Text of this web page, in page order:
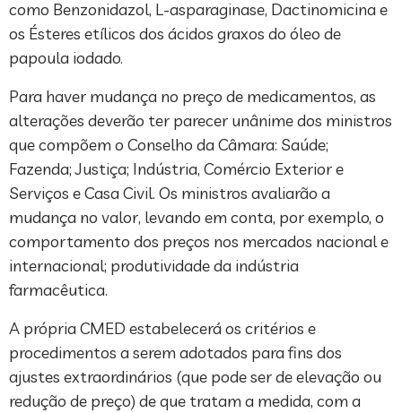
como Benzonidazol, L-asparaginase, Dactinomicina e
os Ésteres etílicos dos ácidos graxos do óleo de
papoula iodado.
Para haver mudança no preço de medicamentos, as
alterações deverão ter parecer unânime dos ministros
que compõem o Conselho da Câmara: Saúde;
Fazenda; Justiça; Indústria, Comércio Exterior e
Serviços e Casa Civil. Os ministros avaliarão a
mudança no valor, levando em conta, por exemplo, o
comportamento dos preços nos mercados nacional e
internacional; produtividade da indústria
farmacêutica.
A própria CMED estabelecerá os critérios e
procedimentos a serem adotados para fins dos
ajustes extraordinários (que pode ser de elevação ou
redução de preço) de que tratam a medida, com a